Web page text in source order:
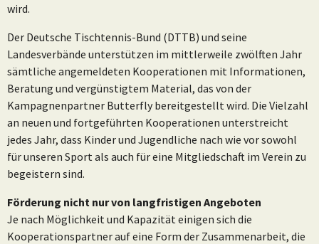
wird.
Der Deutsche Tischtennis-Bund (DTTB) und seine
Landesverbände unterstützen im mittlerweile zwölften Jahr
sämtliche angemeldeten Kooperationen mit Informationen,
Beratung und vergünstigtem Material, das von der
Kampagnenpartner Butterfly bereitgestellt wird. Die Vielzahl
an neuen und fortgeführten Kooperationen unterstreicht
jedes Jahr, dass Kinder und Jugendliche nach wie vor sowohl
für unseren Sport als auch für eine Mitgliedschaft im Verein zu
begeistern sind.
Förderung nicht nur von langfristigen Angeboten
Je nach Möglichkeit und Kapazität einigen sich die
Kooperationspartner auf eine Form der Zusammenarbeit, die